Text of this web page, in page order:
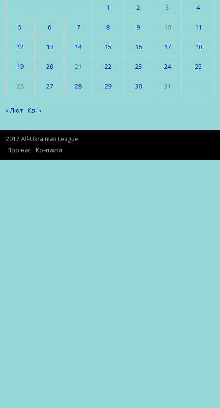
1 2 3 4
5 6 7 8 9 10 11
12 13 14 15 16 17 18
19 20 21 22 23 24 25
26 27 28 29 30 31
« Лют Кві »
2017 All-Ukrainian League
Про нас
Контакти